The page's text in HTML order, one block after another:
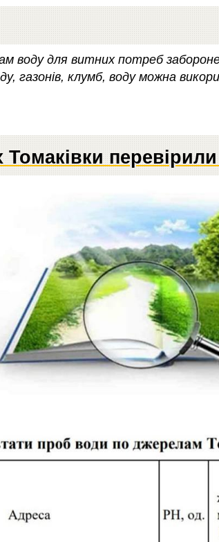
воду для витних потреб
газонів, клумб, воду можна